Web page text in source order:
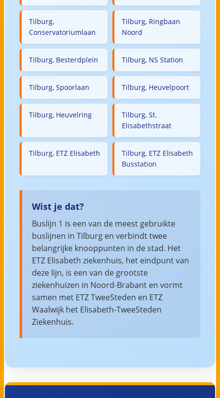
Tilburg,
Conservatoriumlaan
Tilburg, Ringbaan
Noord
Tilburg, Besterdplein Tilburg, NS Station
Tilburg, Spoorlaan Tilburg, Heuvelpoort
Tilburg, Heuvelring
Tilburg, St.
Elisabethstraat
Tilburg, ETZ Elisabeth
Tilburg, ETZ Elisabeth
Busstation
Wist je dat?
Buslijn 1 is een van de meest gebruikte
buslijnen in Tilburg en verbindt twee
belangrijke knooppunten in de stad. Het
ETZ Elisabeth ziekenhuis, het eindpunt van
deze lijn, is een van de grootste
ziekenhuizen in Noord-Brabant en vormt
samen met ETZ TweeSteden en ETZ
Waalwijk het Elisabeth-TweeSteden
Ziekenhuis.